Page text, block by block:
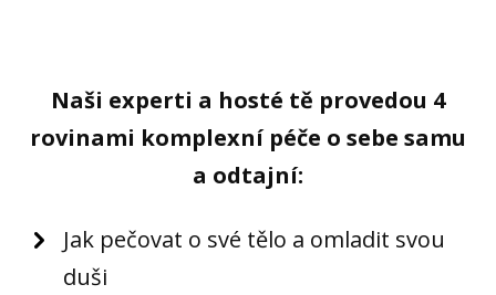
Naši experti a hosté tě provedou 4
rovinami komplexní péče o sebe samu
a odtajní:
Jak pečovat o své tělo a omladit svou
duši